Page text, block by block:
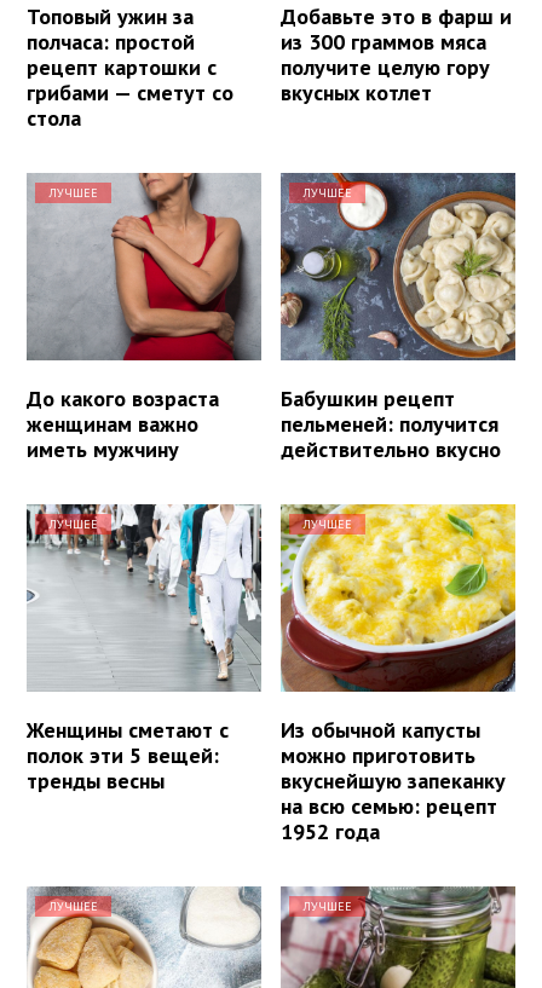
Топовый ужин за
полчаса: простой
рецепт картошки с
грибами — сметут со
стола
Добавьте это в фарш и
из 300 граммов мяса
получите целую гору
вкусных котлет
ЛУЧШЕЕ
До какого возраста
женщинам важно
иметь мужчину
ЛУЧШЕЕ
Бабушкин рецепт
пельменей: получится
действительно вкусно
ЛУЧШЕЕ
Женщины сметают с
полок эти 5 вещей:
тренды весны
ЛУЧШЕЕ
Из обычной капусты
можно приготовить
вкуснейшую запеканку
на всю семью: рецепт
1952 года
ЛУЧШЕЕ ЛУЧШЕЕ